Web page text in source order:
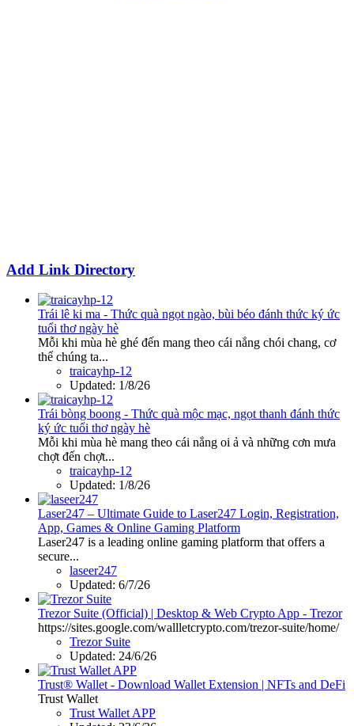
Add Link Directory
Trái lê ki ma - Thức quà ngọt ngào, bùi béo đánh thức ký ức
tuổi thơ ngày hè
Mỗi khi mùa hè ghé đến mang theo cái nắng chói chang, cơ
thể chúng ta...
traicayhp-12
Updated: 1/8/26
Trái bòng boong - Thức quà mộc mạc, ngọt thanh đánh thức
ký ức tuổi thơ ngày hè
Mỗi khi mùa hè mang theo cái nắng oi ả và những cơn mưa
chợt đến chợt...
traicayhp-12
Updated: 1/8/26
Laser247 – Ultimate Guide to Laser247 Login, Registration,
App, Games & Online Gaming Platform
Laser247 is a leading online gaming platform that offers a
secure...
laseer247
Updated: 6/7/26
Trezor Suite (Official) | Desktop & Web Crypto App - Trezor
https://sites.google.com/wallletcrypto.com/trezor-suite/home/
Trezor Suite
Updated: 24/6/26
Trust® Wallet - Download Wallet Extension | NFTs and DeFi
Trust Wallet
Trust Wallet APP